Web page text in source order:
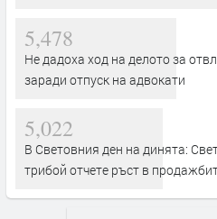
5,478
Не дадоха ход на делото за
заради отпуск на адвокати
5,022
В Световния ден на динята:
трибой отчете ръст в